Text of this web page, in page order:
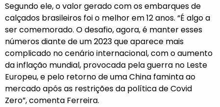
Segundo ele, o valor gerado com os embarques de
calçados brasileiros foi o melhor em 12 anos. “É algo a
ser comemorado. O desafio, agora, é manter esses
números diante de um 2023 que aparece mais
complicado no cenário internacional, com o aumento
da inflação mundial, provocada pela guerra no Leste
Europeu, e pelo retorno de uma China faminta ao
mercado após as restrições da política de Covid
Zero”, comenta Ferreira.